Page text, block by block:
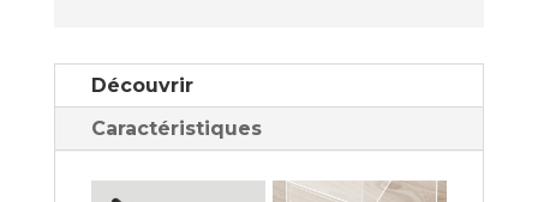
EXPRESS
Découvrir
Caractéristiques